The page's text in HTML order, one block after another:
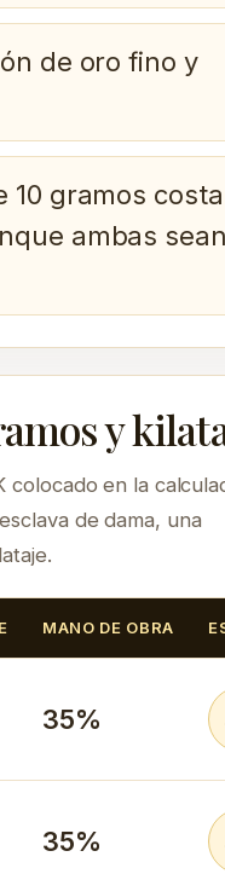
de oro fino y
10 gramos
ambas sean
y
colocado en la
de dama, una
MANO DE OBRA
35%
35%